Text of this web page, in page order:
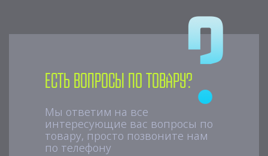
Есть вопросы по товару?
Мы ответим на все
интересующие вас вопросы по
товару, просто позвоните нам
по телефону